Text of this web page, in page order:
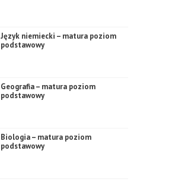
Język niemiecki – matura poziom
podstawowy
Geografia – matura poziom
podstawowy
Biologia – matura poziom
podstawowy